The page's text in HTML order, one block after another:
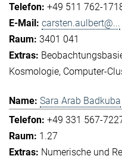
+49 511 762-
carsten.aulbert@...
3401 041
Kosmologie Computer-
Sara Arab Badkuba
+49 331 567-
1.27
Numerische und